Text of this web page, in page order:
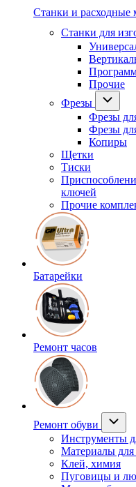
Станки и расходные
Станки для
Прочие
Фрезы
Фрезы
Фрезы
Копиры
Щетки
Тиски
ключей
Прочие
Батарейки
Ремонт часов
Ремонт обуви
Инструменты
Материалы для
Клей, химия
Пуговицы и